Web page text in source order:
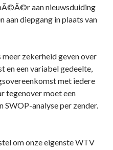
aan nieuwsduiding
diepgang in plaats van
zekerheid geven over
en een variabel gedeelte,
met iedere
tegenover moet een
SWOP-analyse per zender.
om onze eigenste WTV